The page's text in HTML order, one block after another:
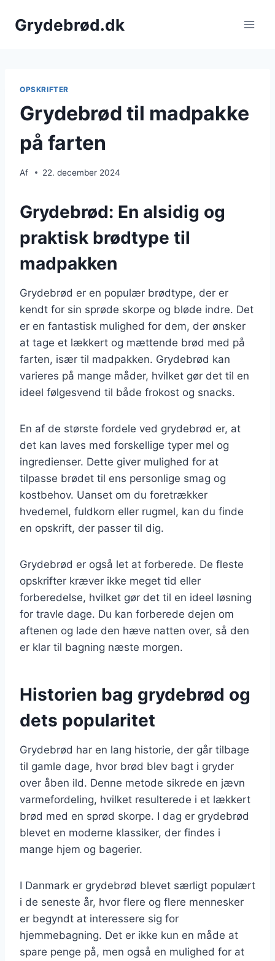
Grydebrød.dk
OPSKRIFTER
Grydebrød til madpakke
på farten
Af 22. december 2024
Grydebrød: En alsidig og
praktisk brødtype til
madpakken
Grydebrød er en populær brødtype, der er
kendt for sin sprøde skorpe og bløde indre. Det
er en fantastisk mulighed for dem, der ønsker
at tage et lækkert og mættende brød med på
farten, især til madpakken. Grydebrød kan
varieres på mange måder, hvilket gør det til en
ideel følgesvend til både frokost og snacks.
En af de største fordele ved grydebrød er, at
det kan laves med forskellige typer mel og
ingredienser. Dette giver mulighed for at
tilpasse brødet til ens personlige smag og
kostbehov. Uanset om du foretrækker
hvedemel, fuldkorn eller rugmel, kan du finde
en opskrift, der passer til dig.
Grydebrød er også let at forberede. De fleste
opskrifter kræver ikke meget tid eller
forberedelse, hvilket gør det til en ideel løsning
for travle dage. Du kan forberede dejen om
aftenen og lade den hæve natten over, så den
er klar til bagning næste morgen.
Historien bag grydebrød og
dets popularitet
Grydebrød har en lang historie, der går tilbage
til gamle dage, hvor brød blev bagt i gryder
over åben ild. Denne metode sikrede en jævn
varmefordeling, hvilket resulterede i et lækkert
brød med en sprød skorpe. I dag er grydebrød
blevet en moderne klassiker, der findes i
mange hjem og bagerier.
I Danmark er grydebrød blevet særligt populært
i de seneste år, hvor flere og flere mennesker
er begyndt at interessere sig for
hjemmebagning. Det er ikke kun en måde at
spare penge på, men også en mulighed for at